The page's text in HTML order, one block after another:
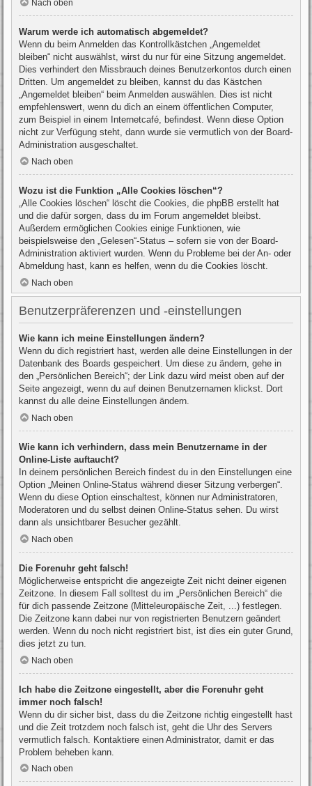
Nach oben
Warum werde ich automatisch abgemeldet?
Wenn du beim Anmelden das Kontrollkästchen „Angemeldet
bleiben“ nicht auswählst, wirst du nur für eine Sitzung angemeldet.
Dies verhindert den Missbrauch deines Benutzerkontos durch einen
Dritten. Um angemeldet zu bleiben, kannst du das Kästchen
„Angemeldet bleiben“ beim Anmelden auswählen. Dies ist nicht
empfehlenswert, wenn du dich an einem öffentlichen Computer,
zum Beispiel in einem Internetcafé, befindest. Wenn diese Option
nicht zur Verfügung steht, dann wurde sie vermutlich von der Board-
Administration ausgeschaltet.
Nach oben
Wozu ist die Funktion „Alle Cookies löschen“?
„Alle Cookies löschen“ löscht die Cookies, die phpBB erstellt hat
und die dafür sorgen, dass du im Forum angemeldet bleibst.
Außerdem ermöglichen Cookies einige Funktionen, wie
beispielsweise den „Gelesen“-Status – sofern sie von der Board-
Administration aktiviert wurden. Wenn du Probleme bei der An- oder
Abmeldung hast, kann es helfen, wenn du die Cookies löscht.
Nach oben
Benutzerpräferenzen und -einstellungen
Wie kann ich meine Einstellungen ändern?
Wenn du dich registriert hast, werden alle deine Einstellungen in der
Datenbank des Boards gespeichert. Um diese zu ändern, gehe in
den „Persönlichen Bereich“; der Link dazu wird meist oben auf der
Seite angezeigt, wenn du auf deinen Benutzernamen klickst. Dort
kannst du alle deine Einstellungen ändern.
Nach oben
Wie kann ich verhindern, dass mein Benutzername in der
Online-Liste auftaucht?
In deinem persönlichen Bereich findest du in den Einstellungen eine
Option „Meinen Online-Status während dieser Sitzung verbergen“.
Wenn du diese Option einschaltest, können nur Administratoren,
Moderatoren und du selbst deinen Online-Status sehen. Du wirst
dann als unsichtbarer Besucher gezählt.
Nach oben
Die Forenuhr geht falsch!
Möglicherweise entspricht die angezeigte Zeit nicht deiner eigenen
Zeitzone. In diesem Fall solltest du im „Persönlichen Bereich“ die
für dich passende Zeitzone (Mitteleuropäische Zeit, ...) festlegen.
Die Zeitzone kann dabei nur von registrierten Benutzern geändert
werden. Wenn du noch nicht registriert bist, ist dies ein guter Grund,
dies jetzt zu tun.
Nach oben
Ich habe die Zeitzone eingestellt, aber die Forenuhr geht
immer noch falsch!
Wenn du dir sicher bist, dass du die Zeitzone richtig eingestellt hast
und die Zeit trotzdem noch falsch ist, geht die Uhr des Servers
vermutlich falsch. Kontaktiere einen Administrator, damit er das
Problem beheben kann.
Nach oben